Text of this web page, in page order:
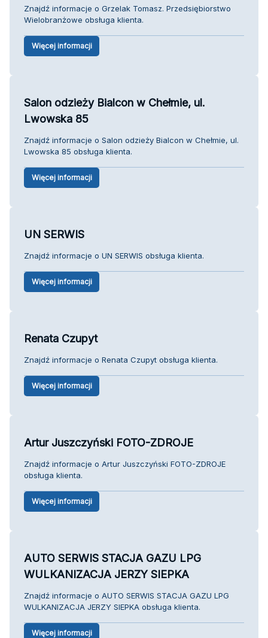
Znajdź informacje o Grzelak Tomasz. Przedsiębiorstwo
Wielobranżowe obsługa klienta.
Więcej informacji
Salon odzieży Bialcon w Chełmie, ul.
Lwowska 85
Znajdź informacje o Salon odzieży Bialcon w Chełmie, ul.
Lwowska 85 obsługa klienta.
Więcej informacji
UN SERWIS
Znajdź informacje o UN SERWIS obsługa klienta.
Więcej informacji
Renata Czupyt
Znajdź informacje o Renata Czupyt obsługa klienta.
Więcej informacji
Artur Juszczyński FOTO-ZDROJE
Znajdź informacje o Artur Juszczyński FOTO-ZDROJE
obsługa klienta.
Więcej informacji
AUTO SERWIS STACJA GAZU LPG
WULKANIZACJA JERZY SIEPKA
Znajdź informacje o AUTO SERWIS STACJA GAZU LPG
WULKANIZACJA JERZY SIEPKA obsługa klienta.
Więcej informacji